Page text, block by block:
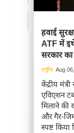
हवाई
ATF में
सरकार का
राष्ट्रीय Aug
केंद्रीय
एविएशन
मिलाने की
और गैर-
स्पष्ट किया